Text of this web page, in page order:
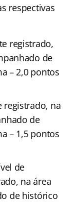
respectivas
registrado,
de
– 2,0 pontos
registrado, na
de
– 1,5 pontos
de
na área
de histórico